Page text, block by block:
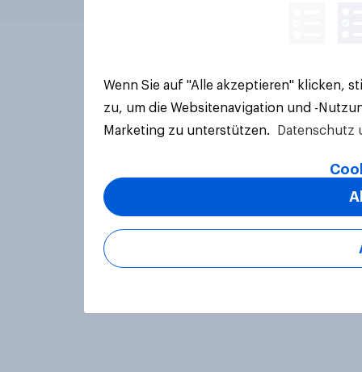
Wenn Sie auf "Alle akzeptieren" klicken,
zu, um die Websitenavigation und -
Marketing zu unterstützen.
Datenschutz